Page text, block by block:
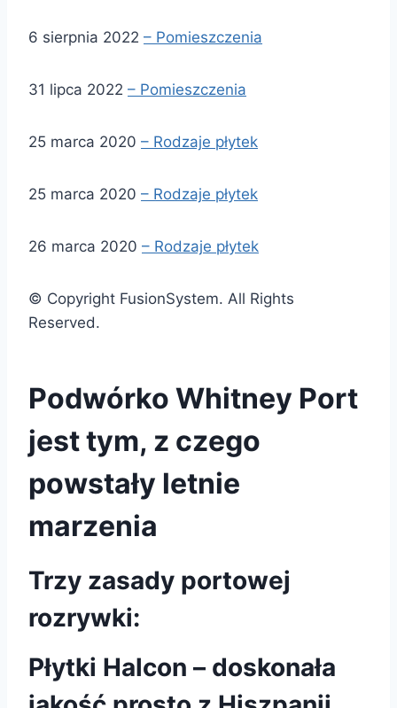
6 sierpnia 2022 – Pomieszczenia
31 lipca 2022 – Pomieszczenia
25 marca 2020 – Rodzaje płytek
25 marca 2020 – Rodzaje płytek
26 marca 2020 – Rodzaje płytek
© Copyright FusionSystem. All Rights
Reserved.
Podwórko Whitney Port
jest tym, z czego
powstały letnie
marzenia
Trzy zasady portowej
rozrywki:
Płytki Halcon – doskonała